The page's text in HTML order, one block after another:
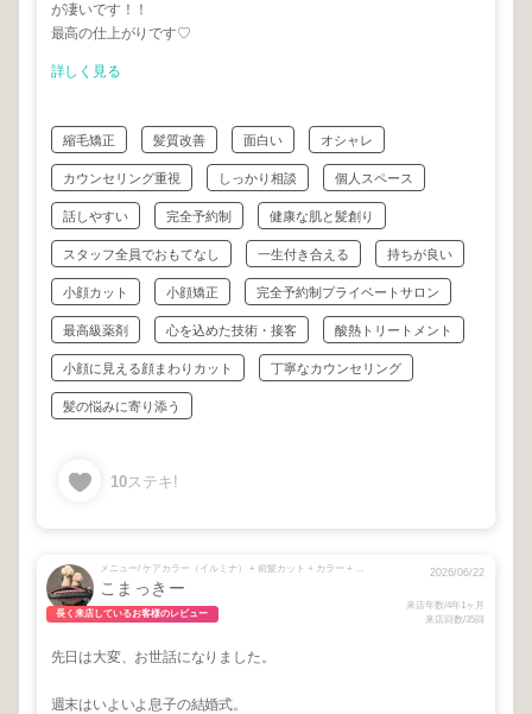
が凄いです！！
最高の仕上がりです♡
詳しく見る
縮毛矯正 髪質改善 面白い オシャレ
カウンセリング重視 しっかり相談 個人スペース
話しやすい 完全予約制 健康な肌と髪創り
スタッフ全員でおもてなし 一生付き合える 持ちが良い
小顔カット 小顔矯正 完全予約制プライベートサロン
最高級薬剤 心を込めた技術・接客 酸熱トリートメント
小顔に見える顔まわりカット 丁寧なカウンセリング
髪の悩みに寄り添う
10ステキ!
メニュー/ ケアカラー（イルミナ） + 前髪カット + カラー + ⚠️シャンプーブローをお選びください🙇
こまっきー
長く来店しているお客様のレビュー
2026/06/22
来店年数/4年1ヶ月
来店回数/35回
先日は大変、お世話になりました。
週末はいよいよ息子の結婚式。